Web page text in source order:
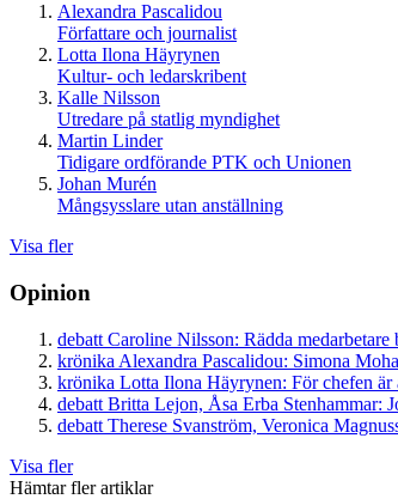
Alexandra Pascalidou
Författare och journalist
Lotta Ilona Häyrynen
Kultur- och ledarskribent
Kalle Nilsson
Utredare på statlig myndighet
Martin Linder
Tidigare ordförande PTK och Unionen
Johan Murén
Mångsysslare utan anställning
Visa fler
Opinion
debatt Caroline Nilsson: Rädda
krönika Alexandra Pascalidou: Simona
krönika Lotta Ilona Häyrynen: För chefen
debatt Britta Lejon, Åsa Erba Stenhammar:
debatt Therese Svanström, Veronica
Visa fler
Hämtar fler artiklar